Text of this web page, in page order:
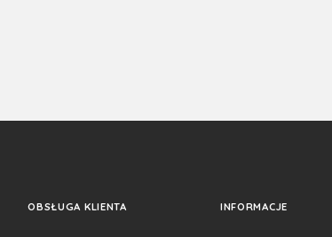
OBSŁUGA KLIENTA INFORMACJE